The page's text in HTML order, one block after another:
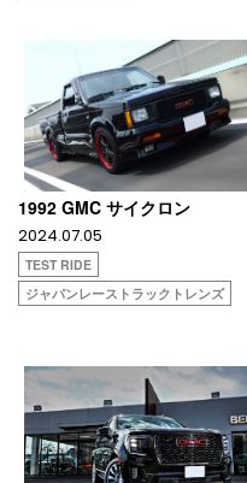
1992 GMC サイクロン
2024.07.05
TEST RIDE
ジャパンレーストラックトレンズ